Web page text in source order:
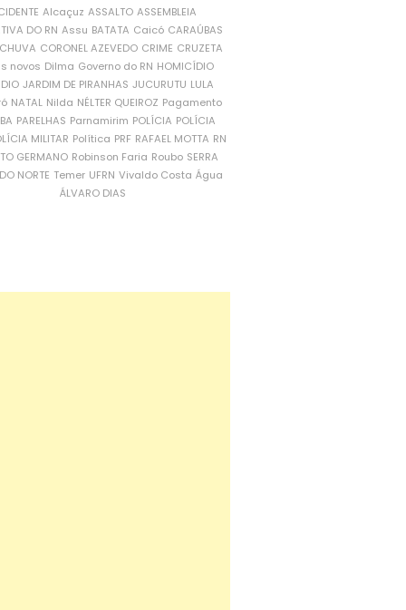
Alcaçuz ASSALTO ASSEMBLEIA
DO RN Assu BATATA Caicó CARAÚBAS
CORONEL AZEVEDO CRIME CRUZETA
novos Dilma Governo do RN HOMICÍDIO
JARDIM DE PIRANHAS JUCURUTU LULA
NATAL Nilda NÉLTER QUEIROZ Pagamento
PARELHAS Parnamirim POLÍCIA POLÍCIA
MILITAR Política PRF RAFAEL MOTTA RN
GERMANO Robinson Faria Roubo SERRA
NORTE Temer UFRN Vivaldo Costa Água
ÁLVARO DIAS